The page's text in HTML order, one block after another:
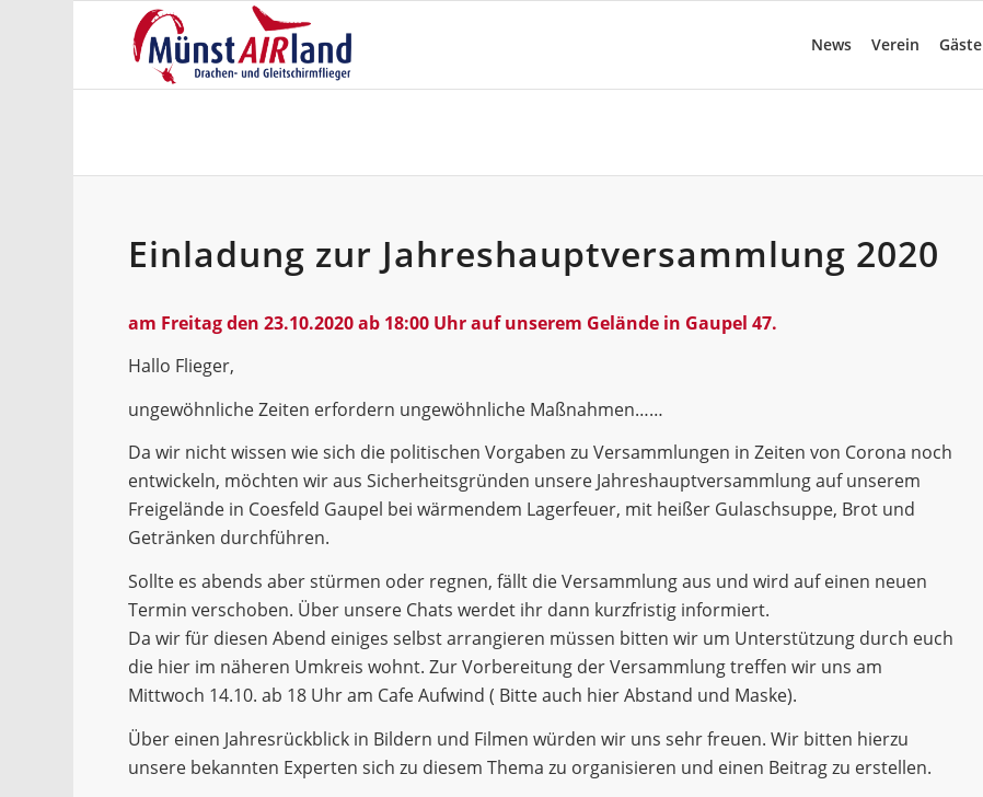
News Verein Gäste
Einladung zur Jahreshauptversammlung 2020
am Freitag den 23.10.2020 ab 18:00 Uhr auf unserem Gelände in Gaupel 47.
Hallo Flieger,
ungewöhnliche Zeiten erfordern ungewöhnliche Maßnahmen……
Da wir nicht wissen wie sich die politischen Vorgaben zu Versammlungen in Zeiten von Corona noch
entwickeln, möchten wir aus Sicherheitsgründen unsere Jahreshauptversammlung auf unserem
Freigelände in Coesfeld Gaupel bei wärmendem Lagerfeuer, mit heißer Gulaschsuppe, Brot und
Getränken durchführen.
Sollte es abends aber stürmen oder regnen, fällt die Versammlung aus und wird auf einen neuen
Termin verschoben. Über unsere Chats werdet ihr dann kurzfristig informiert.
Da wir für diesen Abend einiges selbst arrangieren müssen bitten wir um Unterstützung durch euch
die hier im näheren Umkreis wohnt. Zur Vorbereitung der Versammlung treffen wir uns am
Mittwoch 14.10. ab 18 Uhr am Cafe Aufwind ( Bitte auch hier Abstand und Maske).
Über einen Jahresrückblick in Bildern und Filmen würden wir uns sehr freuen. Wir bitten hierzu
unsere bekannten Experten sich zu diesem Thema zu organisieren und einen Beitrag zu erstellen.